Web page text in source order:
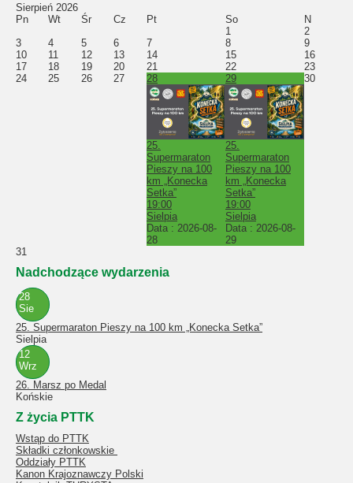
Sierpień 2026
Pn
Wt Śr Cz Pt So
N
1
2
3
4 5 6 7 8
9
10
11 12 13 14 15
16
17
18 19 20 21 22
23
24
25 26 27 28
25.
Supermaraton
Pieszy na 100
km „Konecka
Setka”
19:00
Sielpia
Data : 2026-08-
28
29
25.
Supermaraton
Pieszy na 100
km „Konecka
Setka”
19:00
Sielpia
Data : 2026-08-
29
30
31
Nadchodzące wydarzenia
28
Sie
25. Supermaraton Pieszy na 100 km „Konecka Setka”
Sielpia
12
Wrz
26. Marsz po Medal
Końskie
Z życia PTTK
Wstąp do PTTK
Składki członkowskie
Oddziały PTTK
Kanon Krajoznawczy Polski